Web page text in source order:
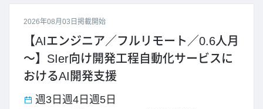
2026年08月03日掲載開始
【AIエンジニア／フルリモート／0.6人月
～】SIer向け開発工程自動化サービスに
おけるAI開発支援
週3日 週4日 週5日